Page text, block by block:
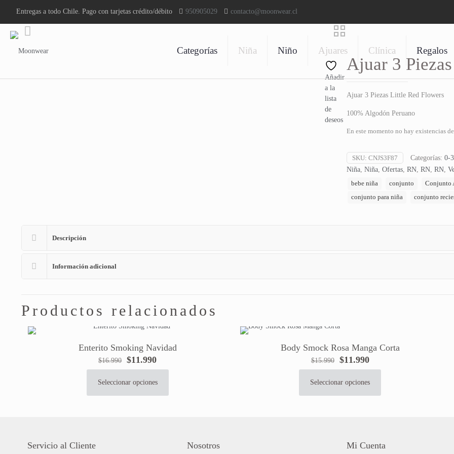
Entregas a todo Chile. Pago con tarjetas crédito/débito 950905029 contacto@moonwear.cl
Categorías Niña Niño Ajuares Clínica Regalos
Añadir
a la
lista
de
deseos
Ajuar 3
Ajuar 3 Piezas Little Red Flowers
100% Algodón Peruano
En este momento no hay existencias
SKU: CNJS3F87 Categorías: 0-
Niña, Niña, Ofertas, RN, RN, RN,
bebe niña
conjunto Conjunto
conjunto para niña
conjunto
Descripción
Información adicional
Productos relacionados
Enterito Smoking Navidad
$16.990
El
precio
original
$11.990El
precio
actual
Seleccionar opciones
producto
opciones
Body Smock Rosa Manga Corta
$15.990
El
precio
original
$11.990El
precio
actual
Seleccionar opciones
Este
producto
Servicio al Cliente Nosotros Mi Cuenta